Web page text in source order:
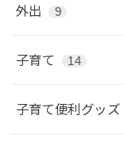
外出 9
子育て 14
子育て便利グッズ